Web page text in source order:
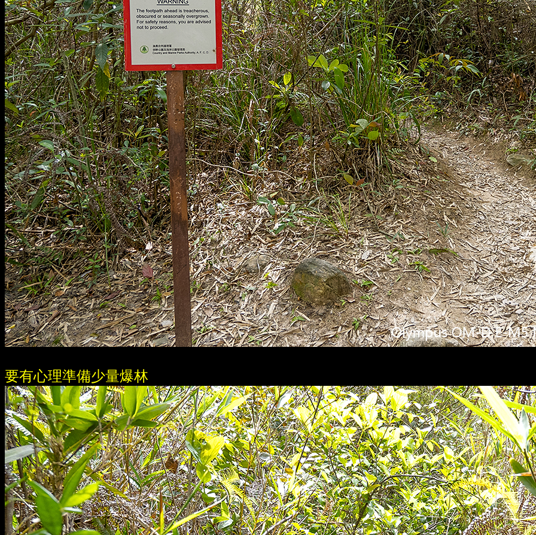
要有心理準備少量爆林